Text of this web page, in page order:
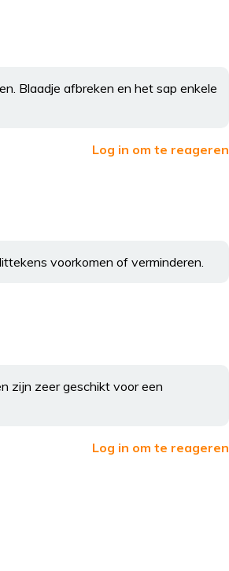
Blaadje afbreken en het sap enkele
Log in om te reageren
voorkomen of verminderen.
zijn zeer geschikt voor een
Log in om te reageren